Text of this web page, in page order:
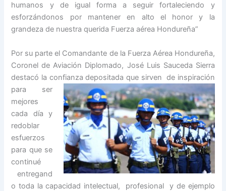
humanos y de igual forma a seguir fortaleciendo y
esforzándonos por mantener en alto el honor y la
grandeza de nuestra querida Fuerza aérea Hondureña”
Por su parte el Comandante de la Fuerza Aérea Hondureña,
Coronel de Aviación Diplomado, José Luis Sauceda Sierra
destacó la confianza depositada que sirven de inspiración
para ser
mejores
cada día y
redoblar
esfuerzos
para que se
continué
entregand
o toda la capacidad intelectual, profesional y de ejemplo